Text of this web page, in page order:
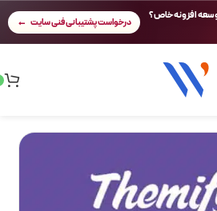
افزونه خاص؟ درخواست پشتیبانی فنی سایت